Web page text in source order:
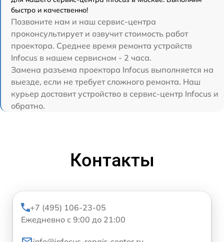
быстро и качественно!
Позвоните нам и наш сервис-центра
проконсультирует и озвучит стоимость работ
проектора. Среднее время ремонта устройств
Infocus в нашем сервисном - 2 часа.
Замена разъема проектора Infocus выполняется на
выезде, если не требует сложного ремонта. Наш
курьер доставит устройство в сервис-центр Infocus и
обратно.
Контакты
+7 (495) 106-23-05
Ежедневно с 9:00 до 21:00